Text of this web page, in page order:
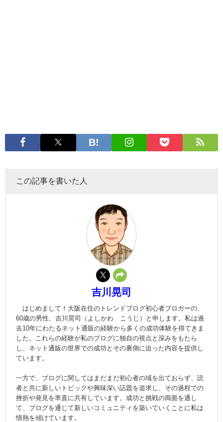
この記事を書いた人
吉川晃司
はじめまして！大阪在住のトレンドブログ初心者ブロガーの、
60歳の男性、吉川晃司（よしかわ こうじ）と申します。私は過
去10年にわたるネット通販の経験から多くの成功体験を得てきま
した。これらの経験が私のブログに独自の視点と深みをもたら
し、ネット通販の世界での成功とその裏側に迫った内容を提供し
ています。
一方で、ブログに関してはまだまだ初心者の域を出ておらず、読
者と共に新しいトピックや興味深い話題を追求し、その過程での
挫折や発見を率直に共有しています。成功と挑戦の両面を通し
て、ブログを通じて新しいコミュニティを築いていくことに私は
情熱を傾けています。